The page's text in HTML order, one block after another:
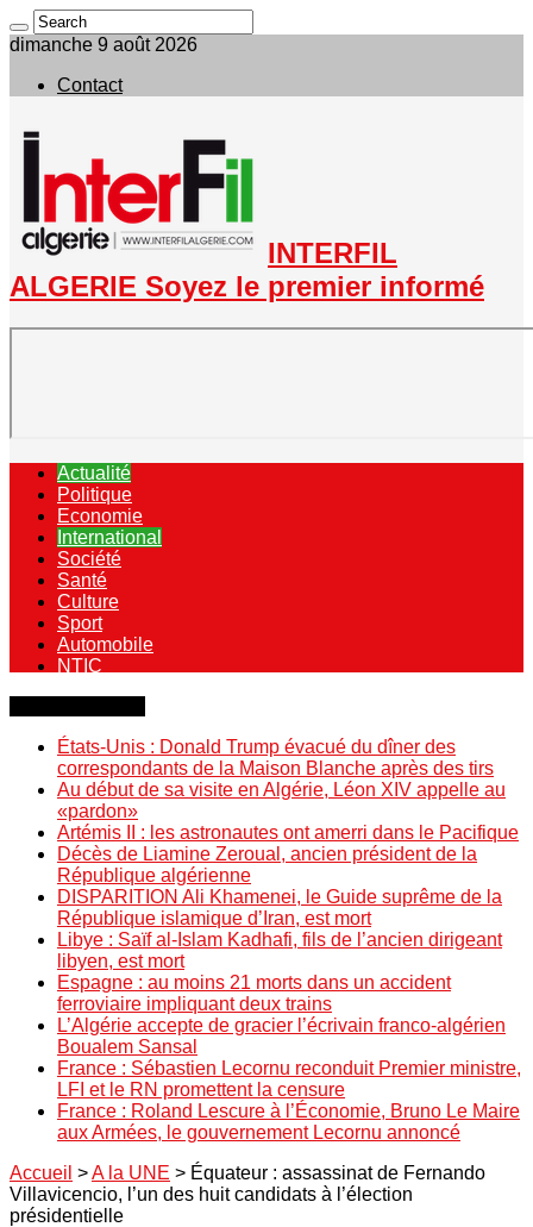
dimanche 9 août 2026
Contact
INTERFIL
ALGERIE Soyez le premier informé
Actualité
Politique
Economie
International
Société
Santé
Culture
Sport
Automobile
NTIC
États-Unis : Donald Trump évacué du dîner des
correspondants de la Maison Blanche après des tirs
Au début de sa visite en Algérie, Léon XIV appelle au
«pardon»
Artémis II : les astronautes ont amerri dans le Pacifique
Décès de Liamine Zeroual, ancien président de la
République algérienne
DISPARITION Ali Khamenei, le Guide suprême de la
République islamique d’Iran, est mort
Libye : Saïf al-Islam Kadhafi, fils de l’ancien dirigeant
libyen, est mort
Espagne : au moins 21 morts dans un accident
ferroviaire impliquant deux trains
L’Algérie accepte de gracier l’écrivain franco-algérien
Boualem Sansal
France : Sébastien Lecornu reconduit Premier ministre,
LFI et le RN promettent la censure
France : Roland Lescure à l’Économie, Bruno Le Maire
aux Armées, le gouvernement Lecornu annoncé
Accueil >A la UNE > Équateur : assassinat de Fernando
Villavicencio, l’un des huit candidats à l’élection
présidentielle